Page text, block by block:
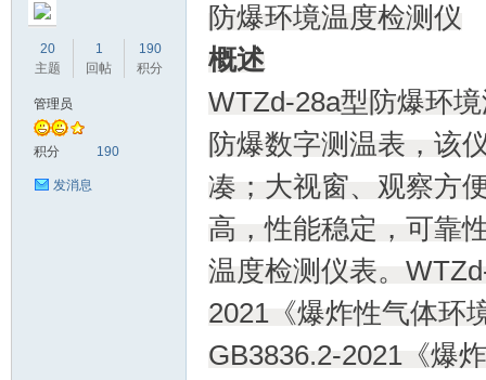
20
主题
1
回帖
190
积分
管理员
积分 190
发消息
防爆环境温度检测仪
概述
WTZd-28a型防爆环
防爆数字测温表，该
凑；大视窗、观察方
高，性能稳定，可靠
温度检测仪表。
2021《爆炸性气体环
GB3836.2-2021《爆